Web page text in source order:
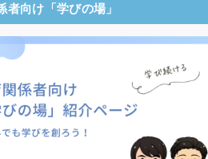
者向け「学びの場」